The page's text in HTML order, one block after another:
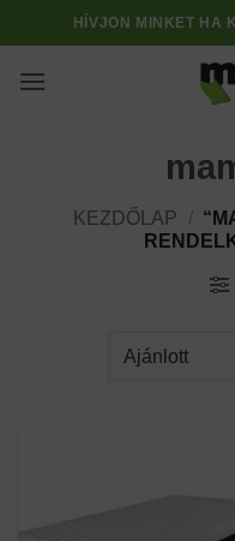
to
content
HÍVJON MINKET HA
KEZDŐLAP